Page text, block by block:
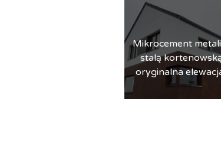
Mikrocement
stalą
oryginalna